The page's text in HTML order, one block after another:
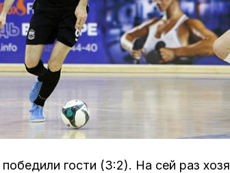
гости (3:2). На сей раз